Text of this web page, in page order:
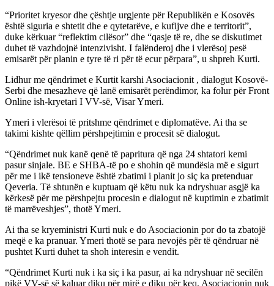
“Prioritet kryesor dhe çështje urgjente për Republikën e Kosovës
është siguria e shtetit dhe e qytetarëve, e kufijve dhe e territorit”,
duke kërkuar “reflektim cilësor” dhe “qasje të re, dhe se diskutimet
duhet të vazhdojnë intenzivisht. I falënderoj dhe i vlerësoj pesë
emisarët për planin e tyre të ri për të ecur përpara”, u shpreh Kurti.
Lidhur me qëndrimet e Kurtit karshi Asociacionit , dialogut Kosovë-
Serbi dhe mesazheve që lanë emisarët perëndimor, ka folur për Front
Online ish-kryetari I VV-së, Visar Ymeri.
Ymeri i vlerësoi të pritshme qëndrimet e diplomatëve. Ai tha se
takimi kishte qëllim përshpejtimin e procesit së dialogut.
“Qëndrimet nuk kanë qenë të papritura që nga 24 shtatori kemi
pasur sinjale. BE e SHBA-të po e shohin që mundësia më e sigurt
për me i ikë tensioneve është zbatimi i planit jo siç ka pretenduar
Qeveria. Të shtunën e kuptuam që këtu nuk ka ndryshuar asgjë ka
kërkesë për me përshpejtu procesin e dialogut në kuptimin e zbatimit
të marrëveshjes”, thotë Ymeri.
Ai tha se kryeministri Kurti nuk e do Asociacionin por do ta zbatojë
meqë e ka pranuar. Ymeri thotë se para nevojës për të qëndruar në
pushtet Kurti duhet ta shoh interesin e vendit.
“Qëndrimet Kurti nuk i ka siç i ka pasur, ai ka ndryshuar në secilën
pikë VV-së së kaluar diku për mirë e diku për keq. Asociacionin nuk